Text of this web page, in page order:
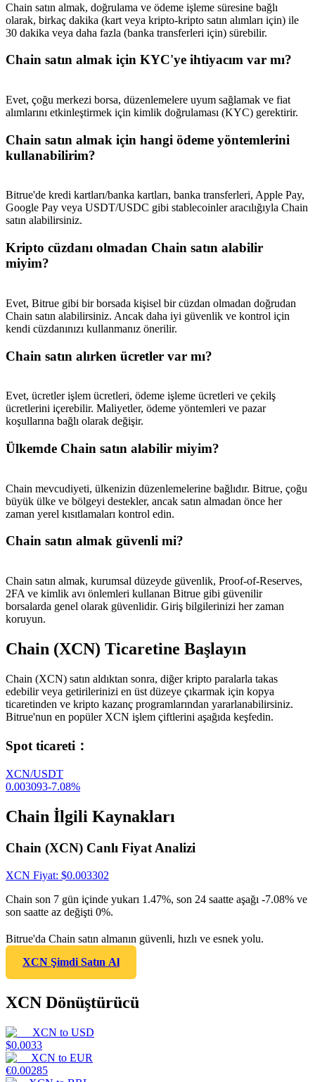
Chain satın almak, doğrulama ve ödeme işleme süresine bağlı
olarak, birkaç dakika (kart veya kripto-kripto satın alımları için) ile
30 dakika veya daha fazla (banka transferleri için) sürebilir.
Chain satın almak için KYC'ye ihtiyacım var mı?
Evet, çoğu merkezi borsa, düzenlemelere uyum sağlamak ve fiat
alımlarını etkinleştirmek için kimlik doğrulaması (KYC) gerektirir.
Chain satın almak için hangi ödeme yöntemlerini
kullanabilirim?
Bitrue'de kredi kartları/banka kartları, banka transferleri, Apple Pay,
Google Pay veya USDT/USDC gibi stablecoinler aracılığıyla Chain
satın alabilirsiniz.
Kripto cüzdanı olmadan Chain satın alabilir
miyim?
Evet, Bitrue gibi bir borsada kişisel bir cüzdan olmadan doğrudan
Chain satın alabilirsiniz. Ancak daha iyi güvenlik ve kontrol için
kendi cüzdanınızı kullanmanız önerilir.
Chain satın alırken ücretler var mı?
Evet, ücretler işlem ücretleri, ödeme işleme ücretleri ve çekilş
ücretlerini içerebilir. Maliyetler, ödeme yöntemleri ve pazar
koşullarına bağlı olarak değişir.
Ülkemde Chain satın alabilir miyim?
Chain mevcudiyeti, ülkenizin düzenlemelerine bağlıdır. Bitrue, çoğu
büyük ülke ve bölgeyi destekler, ancak satın almadan önce her
zaman yerel kısıtlamaları kontrol edin.
Chain satın almak güvenli mi?
Chain satın almak, kurumsal düzeyde güvenlik, Proof-of-Reserves,
2FA ve kimlik avı önlemleri kullanan Bitrue gibi güvenilir
borsalarda genel olarak güvenlidir. Giriş bilgilerinizi her zaman
koruyun.
Chain (XCN) Ticaretine Başlayın
Chain (XCN) satın aldıktan sonra, diğer kripto paralarla takas
edebilir veya getirilerinizi en üst düzeye çıkarmak için kopya
ticaretinden ve kripto kazanç programlarından yararlanabilirsiniz.
Bitrue'nun en popüler XCN işlem çiftlerini aşağıda keşfedin.
Spot ticareti ：
XCN/USDT
0.003093-7.08%
Chain İlgili Kaynakları
Chain (XCN) Canlı Fiyat Analizi
XCN Fiyat: $0.003302
Chain son 7 gün içinde yukarı 1.47%, son 24 saatte aşağı -7.08% ve
son saatte az değişti 0%.
Bitrue'da Chain satın almanın güvenli, hızlı ve esnek yolu.
XCN Şimdi Satın Al
XCN Dönüştürücü
XCN to USD
$0.0033
XCN to EUR
€0.00285